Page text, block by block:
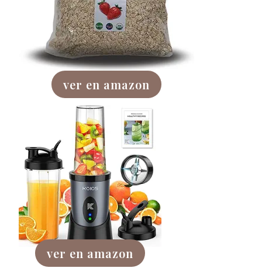
ver en amazon
ver en amazon